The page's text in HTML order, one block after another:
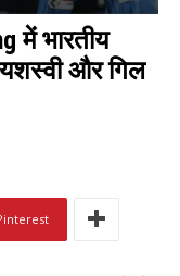
में भारतीय
और गिल